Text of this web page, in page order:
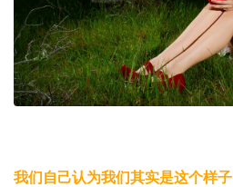
我们自己认为我们其实是这个样子